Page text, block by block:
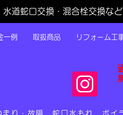
道蛇口交換・混合栓交換な
一例 取扱商品 リフォーム工
まり・故障 蛇口水もれ ボ